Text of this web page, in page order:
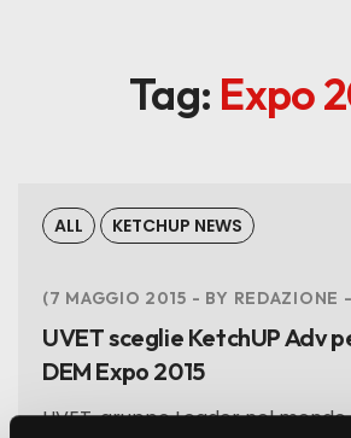
Tag: Expo
ALL KETCHUP NEWS
7 MAGGIO 2015 BY REDAZIONE
UVET sceglie KetchUP Adv
DEM Expo 2015
UVET, gruppo Leader nel